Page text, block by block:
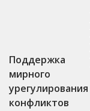
Поддержка
мирного
урегулирования
конфликтов